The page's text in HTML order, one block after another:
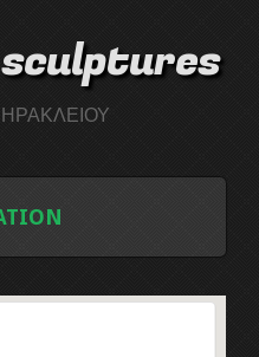
sculptures
ΗΡΑΚΛΕΙΟΥ